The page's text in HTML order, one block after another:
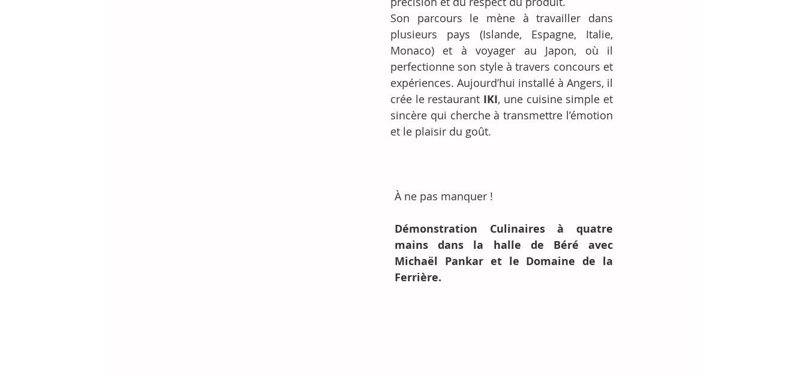
Son parcours le mène à travailler dans
plusieurs pays (Islande, Espagne, Italie,
Monaco) et à voyager au Japon, où il
perfectionne son style à travers concours et
expériences. Aujourd’hui installé à Angers, il
crée le restaurant IKI, une cuisine simple et
sincère qui cherche à transmettre l’émotion
et le plaisir du goût.
À ne pas manquer !
Démonstration Culinaires à quatre
mains dans la halle de Béré avec
Michaël Pankar et le Domaine de la
Ferrière.